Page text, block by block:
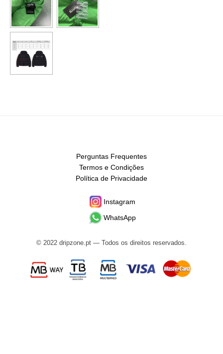
Perguntas Frequentes
Termos e Condições
Política de Privacidade
Instagram
WhatsApp
© 2022 dripzone.pt — Todos os direitos reservados.